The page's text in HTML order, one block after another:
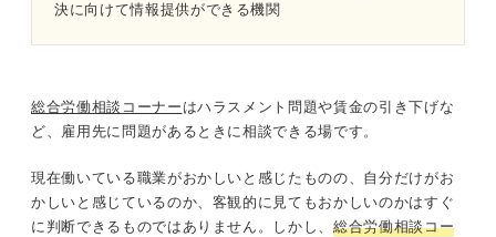
決に向けて情報提供ができる機関
総合労働相談コーナー はハラスメント問題や賃金の引き下げな
ど、雇用先に問題があるときに相談できる場です。
現在働いている職業がおかしいと感じたものの、自分だけがお
かしいと感じているのか、客観的に見てもおかしいのかはすぐ
に判断できるものではありません。しかし、 総合労働相談コー